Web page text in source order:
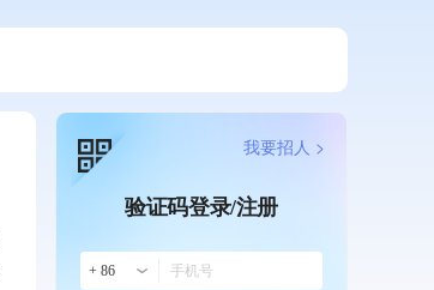
验证码登录/注册
+ 86
我要招人 >